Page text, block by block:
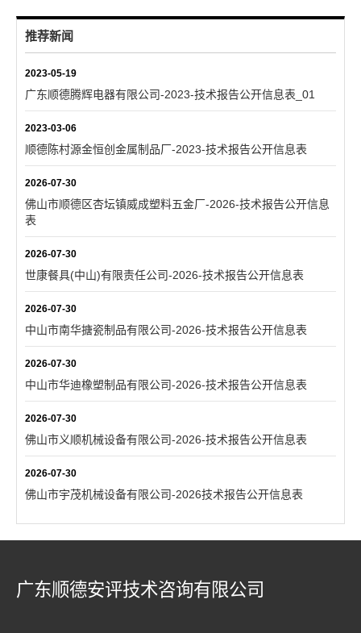
推荐新闻
2023-05-19
广东顺德腾辉电器有限公司-2023-技术报告公开信息表_01
2023-03-06
顺德陈村源金恒创金属制品厂-2023-技术报告公开信息表
2026-07-30
佛山市顺德区杏坛镇威成塑料五金厂-2026-技术报告公开信息
表
2026-07-30
世康餐具(中山)有限责任公司-2026-技术报告公开信息表
2026-07-30
中山市南华搪瓷制品有限公司-2026-技术报告公开信息表
2026-07-30
中山市华迪橡塑制品有限公司-2026-技术报告公开信息表
2026-07-30
佛山市义顺机械设备有限公司-2026-技术报告公开信息表
2026-07-30
佛山市宇茂机械设备有限公司-2026技术报告公开信息表
广东顺德安评技术咨询有限公司